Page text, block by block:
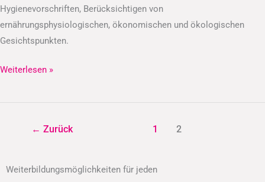
Hygienevorschriften, Berücksichtigen von
ernährungsphysiologischen, ökonomischen und ökologischen
Gesichtspunkten.
Weiterlesen »
← Zurück 1 2
Weiterbildungsmöglichkeiten für jeden